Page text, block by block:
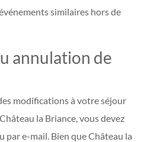
similaires hors de
annulation de
modifications à votre séjour
la Briance, vous devez
par e-mail. Bien que Château la